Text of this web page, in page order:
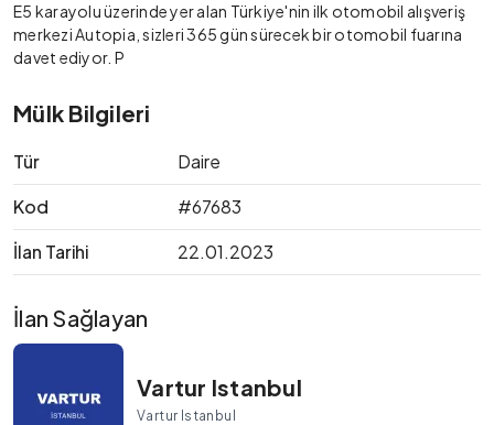
E5 karayolu üzerinde yer alan Türkiye'nin ilk otomobil alışveriş
merkezi Autopia, sizleri 365 gün sürecek bir otomobil fuarına
davet ediyor. P
Mülk Bilgileri
Tür
Daire
Kod
#67683
İlan Tarihi
22.01.2023
İlan Sağlayan
Vartur Istanbul
Vartur Istanbul